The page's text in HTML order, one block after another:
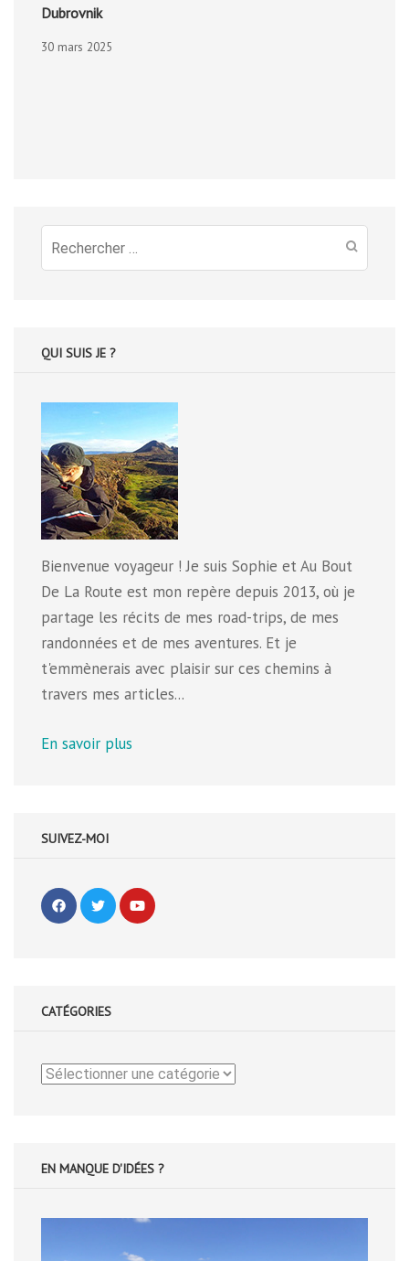
Dubrovnik
30 mars 2025
Recherche
pour
QUI SUIS JE ?
Bienvenue voyageur ! Je suis Sophie et Au Bout
De La Route est mon repère depuis 2013, où je
partage les récits de mes road-trips, de mes
randonnées et de mes aventures. Et je
t'emmènerais avec plaisir sur ces chemins à
travers mes articles...
En savoir plus
SUIVEZ-MOI
CATÉGORIES
Catégories
EN MANQUE D'IDÉES ?